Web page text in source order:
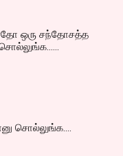
ஒரு சந்தோசத்த
சொல்லுங்க....